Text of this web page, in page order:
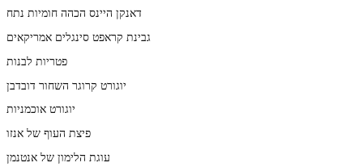
דאנקן היינס הכהה חומיות נתח
גבינת קראפט סינגלים אמריקאים
פטריות לבנות
יוגורט קרוגר השחור דובדבן
יוגורט אוכמניות
פיצת העוף של אנזו
עוגת הלימון של אנטנמן